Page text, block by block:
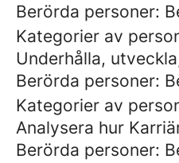
Berörda personer:
Kategorier av
Underhålla,
Berörda personer:
Kategorier av
Analysera hur
Berörda personer: